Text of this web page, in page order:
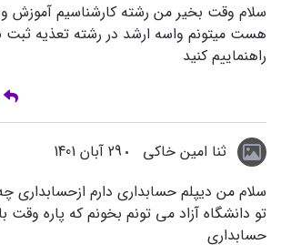
سلام وقت بخیر من رشته کارشناسیم آموزش
هست میتونم واسه ارشد در رشته تعذیه ثبت
راهنماییم کنید
ثنا امین خاکی
29 آبان 1401
سلام من دیپلم حسابداری دارم ازحسابداری
تو دانشگاه آزاد می تونم بخونم که پاره وقت
حسابداری